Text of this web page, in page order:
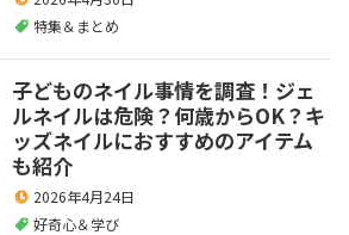
特集＆まとめ
子どものネイル事情を調査！ジェ
ルネイルは危険？何歳からOK？キ
ッズネイルにおすすめのアイテム
も紹介
2026年4月24日
好奇心＆学び